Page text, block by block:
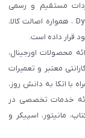
مستقیم و رسمی
محصولات برندهای مطرح جهانی نظیر JBL ، HP و Dyson ، همواره اصالت کالا،
قرار داده است.
محصولات اورجینال،
معتبر و تعمیرات
با اتکا به دانش روز،
خدمات تخصصی در
مانیتور، اسپیکر و